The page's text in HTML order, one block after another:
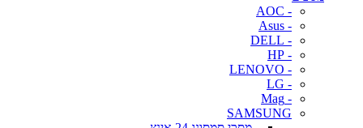
- AOC
- Asus
- DELL
- HP
- LENOVO
- LG
- Mag
SAMSUNG